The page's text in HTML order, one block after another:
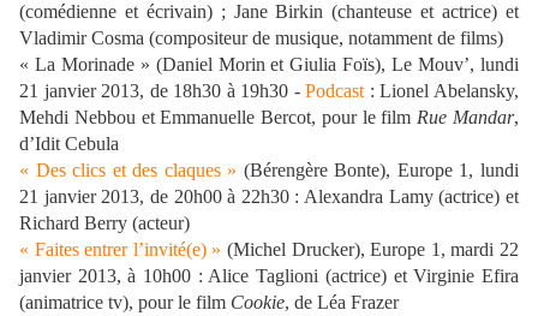
(comédienne et écrivain) ; Jane Birkin (chanteuse et actrice) et
Vladimir Cosma (compositeur de musique, notamment de films)
« La Morinade » (Daniel Morin et Giulia Foïs), Le Mouv’, lundi
21 janvier 2013, de 18h30 à 19h30 -Podcast : Lionel Abelansky,
Mehdi Nebbou et Emmanuelle Bercot, pour le film Rue Mandar,
d’Idit Cebula
« Des clics et des claques » (Bérengère Bonte), Europe 1, lundi
21 janvier 2013, de 20h00 à 22h30 : Alexandra Lamy (actrice) et
Richard Berry (acteur)
« Faites entrer l’invité(e) » (Michel Drucker), Europe 1, mardi 22
janvier 2013, à 10h00 : Alice Taglioni (actrice) et Virginie Efira
(animatrice tv), pour le film Cookie, de Léa Frazer